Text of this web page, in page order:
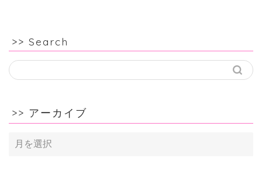
>> Search
>> アーカイブ
>>
ア